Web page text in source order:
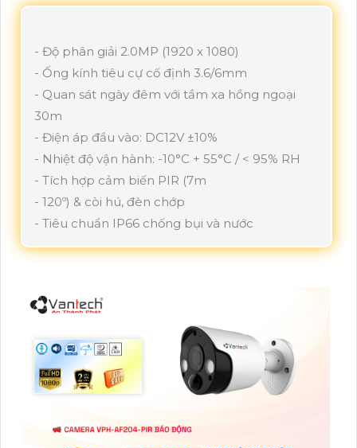
- Độ phân giải 2.0MP (1920 x 1080)
- Ống kính tiêu cự cố định 3.6/6mm
- Quan sát ngày đêm với tầm xa hồng ngoại
30m
- Điện áp đầu vào: DC12V ±10%
- Nhiệt độ vận hành: -10°C + 55°C / < 95% RH
- Tích hợp cảm biến PIR (7m
- 120º) & còi hú, đèn chớp
- Tiêu chuẩn IP66 chống bụi và nước